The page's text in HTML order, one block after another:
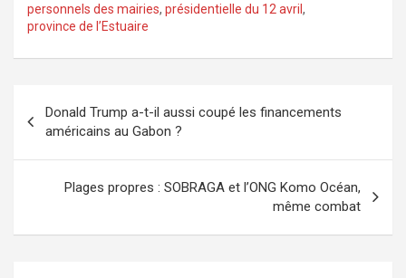
personnels des mairies, présidentielle du 12 avril,
province de l’Estuaire
de
l’article
Donald Trump a-t-il aussi coupé les financements
américains au Gabon ?
Plages propres : SOBRAGA et l’ONG Komo Océan,
même combat